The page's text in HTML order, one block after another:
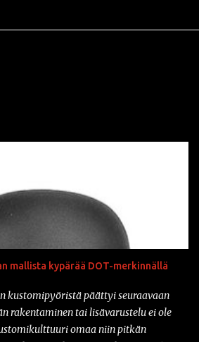
mallista kypärää DOT-merkinnällä
kustomipyöristä päättyi seuraavaan
rakentaminen tai lisävarustelu ei ole
omaa niin pitkän